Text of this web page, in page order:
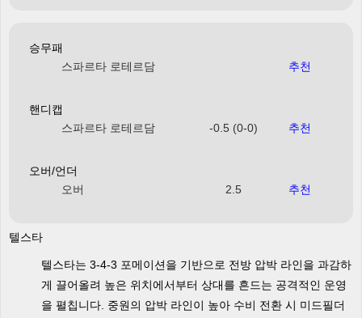
승무패
스파르타 로테르담
추천
핸디캡
스파르타 로테르담
-0.5 (0-0) 추천
오버/언더
오버
2.5 추천
텔스타
텔스타는 3-4-3 포메이션을 기반으로 전방 압박 라인을 과감하
게 끌어올려 높은 위치에서부터 상대를 흔드는 공격적인 운영
을 펼칩니다. 중원의 압박 라인이 높아 수비 전환 시 미드필더